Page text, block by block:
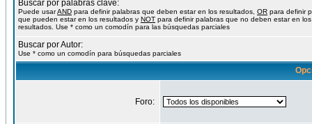
Buscar por palabras clave:
Puede usarAND para definir palabras que deben estar en los resultados, OR para definir
que pueden estar en los resultados y NOT para definir palabras que no deben estar en los
resultados. Use * como un comodín para las búsquedas parciales
Buscar por Autor:
Use * como un comodín para búsquedas parciales
Foro: